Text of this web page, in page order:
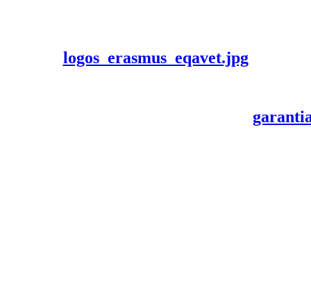
logos_erasmus_eqavet.jpg